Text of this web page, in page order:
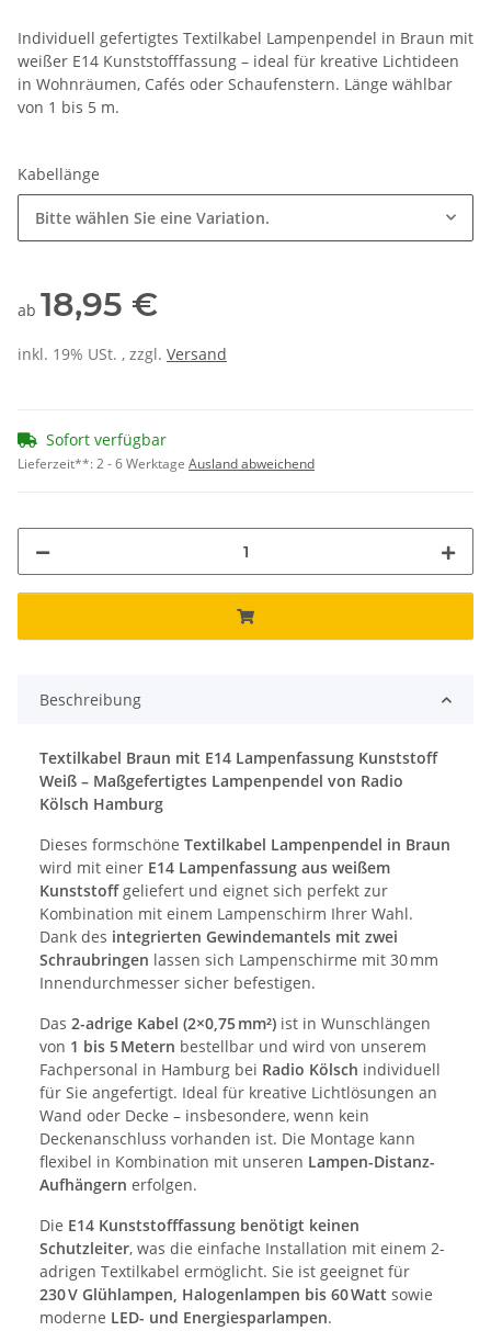
Individuell gefertigtes Textilkabel Lampenpendel in Braun mit
weißer E14 Kunststofffassung – ideal für kreative Lichtideen
in Wohnräumen, Cafés oder Schaufenstern. Länge wählbar
von 1 bis 5 m.
Kabellänge
Bitte wählen Sie eine Variation.
ab 18,95 €
inkl. 19% USt. , zzgl. Versand
Sofort verfügbar
Lieferzeit**:2 - 6 Werktage Ausland abweichend
Beschreibung
Textilkabel Braun mit E14 Lampenfassung Kunststoff
Weiß – Maßgefertigtes Lampenpendel von Radio
Kölsch Hamburg
Dieses formschöne Textilkabel Lampenpendel in Braun
wird mit einer E14 Lampenfassung aus weißem
Kunststoffgeliefert und eignet sich perfekt zur
Kombination mit einem Lampenschirm Ihrer Wahl.
Dank des integrierten Gewindemantels mit zwei
Schraubringen lassen sich Lampenschirme mit 30 mm
Innendurchmesser sicher befestigen.
Das 2-adrige Kabel (2×0,75 mm²) ist in Wunschlängen
von 1 bis 5 Metern bestellbar und wird von unserem
Fachpersonal in Hamburg bei Radio Kölsch individuell
für Sie angefertigt. Ideal für kreative Lichtlösungen an
Wand oder Decke – insbesondere, wenn kein
Deckenanschluss vorhanden ist. Die Montage kann
flexibel in Kombination mit unseren Lampen-Distanz-
Aufhängern erfolgen.
Die E14 Kunststofffassung benötigt keinen
Schutzleiter, was die einfache Installation mit einem 2-
adrigen Textilkabel ermöglicht. Sie ist geeignet für
230 V Glühlampen, Halogenlampen bis 60 Watt sowie
moderne LED- und Energiesparlampen.